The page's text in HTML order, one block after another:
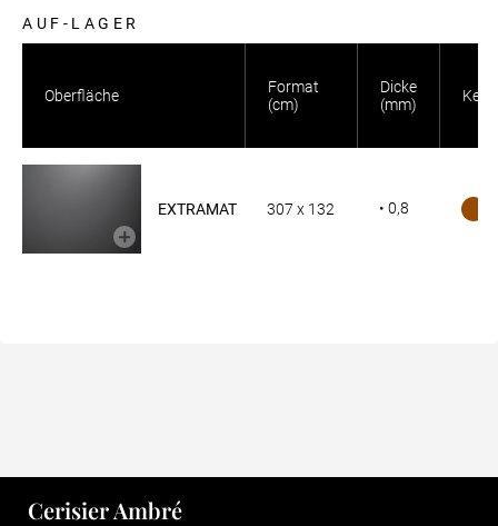
AUF-LAGER
Oberfläche
Format
(cm)
Dicke
(mm)
EXTRAMAT 307 x 132 • 0,8
Cerisier Ambré